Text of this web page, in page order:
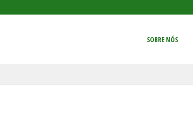
SOBRE NÓS